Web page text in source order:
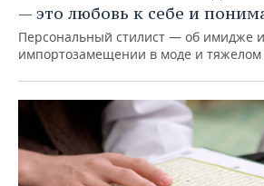
— это любовь к себе и
Персональный стилист — об имидже
импортозамещении в моде и тяжелом